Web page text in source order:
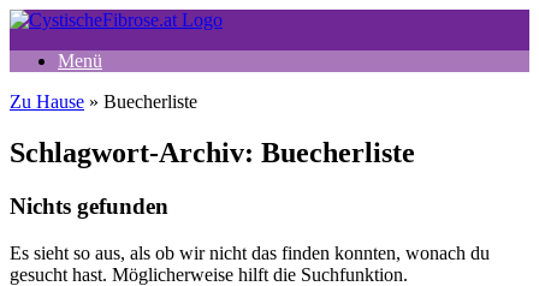
Zum
springenMenü
Zu Hause » Buecherliste
Schlagwort-Archiv: Buecherliste
Nichts gefunden
Es sieht so aus, als ob wir nicht das finden konnten, wonach du
gesucht hast. Möglicherweise hilft die Suchfunktion.